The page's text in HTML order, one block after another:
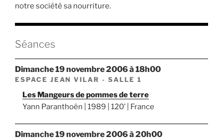
notre société sa nourriture.
Séances
dimanche 19 novembre 2006 à 18h00
ESPACE JEAN VILAR - SALLE 1
Les Mangeurs de pommes de terre
Yann Paranthoën | 1989 | 120’ | France
dimanche 19 novembre 2006 à 20h00